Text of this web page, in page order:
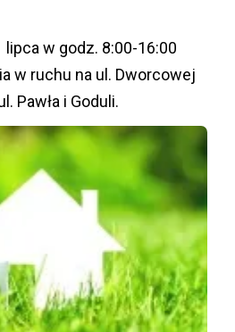
lipca w godz. 8:00-16:00
w ruchu na ul. Dworcowej
Pawła i Goduli.